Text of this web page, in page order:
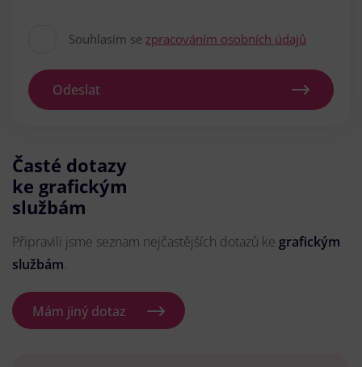
Souhlasím se zpracováním osobních údajů
Odeslat
Časté dotazy
ke grafickým
službám
Připravili jsme seznam nejčastějších dotazů ke grafickým
službám.
Mám jiný dotaz